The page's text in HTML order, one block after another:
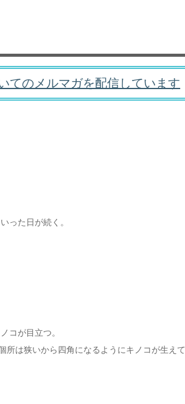
てのメルマガを配信しています
った日が続く。
コが目立つ。
所は狭いから四角になるようにキノコが生えて